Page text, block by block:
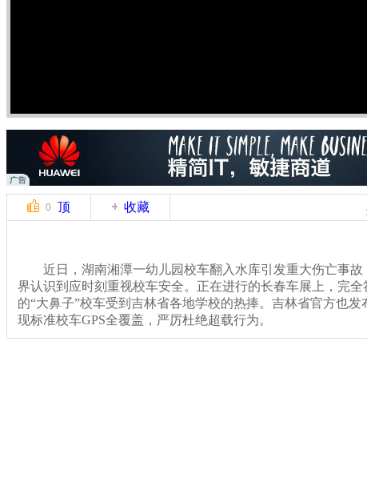
0 顶 收藏
近日，湖南湘潭一幼儿园校车翻入水库引发重大伤亡事故
界认识到应时刻重视校车安全。正在进行的长春车展上，完全
的“大鼻子”校车受到吉林省各地学校的热捧。吉林省官方也
现标准校车GPS全覆盖，严厉杜绝超载行为。